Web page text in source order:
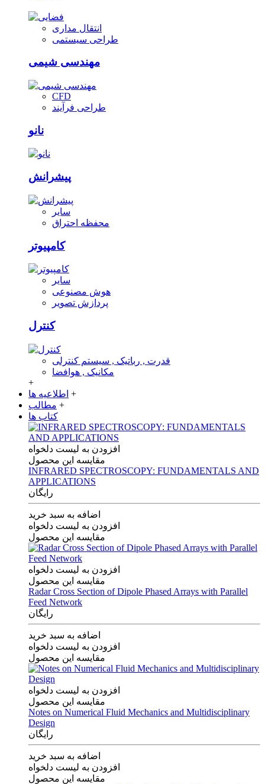
انتقال مداری
طراحی سیستمی
مهندسی شیمی
CFD
طراحی فرآیند
نانو
پیشرانش
سایر
محفظه احتراق
کامپیوتر
سایر
هوش مصنوعی
پردازش تصویر
کنترل
قدرت , رباتیک , سیستم کنترلی
مکانیک , هوافضا
+
اطلاعیه ها +
مطالب +
کتاب ها
افزودن به لیست دلخواه
مقایسه این محصول
INFRARED SPECTROSCOPY: FUNDAMENTALS AND
APPLICATIONS
رایگان
اضافه به سبد خرید
افزودن به لیست دلخواه
مقایسه این محصول
افزودن به لیست دلخواه
مقایسه این محصول
Radar Cross Section of Dipole Phased Arrays with Parallel
Feed Network
رایگان
اضافه به سبد خرید
افزودن به لیست دلخواه
مقایسه این محصول
افزودن به لیست دلخواه
مقایسه این محصول
Notes on Numerical Fluid Mechanics and Multidisciplinary
Design
رایگان
اضافه به سبد خرید
افزودن به لیست دلخواه
مقایسه این محصول